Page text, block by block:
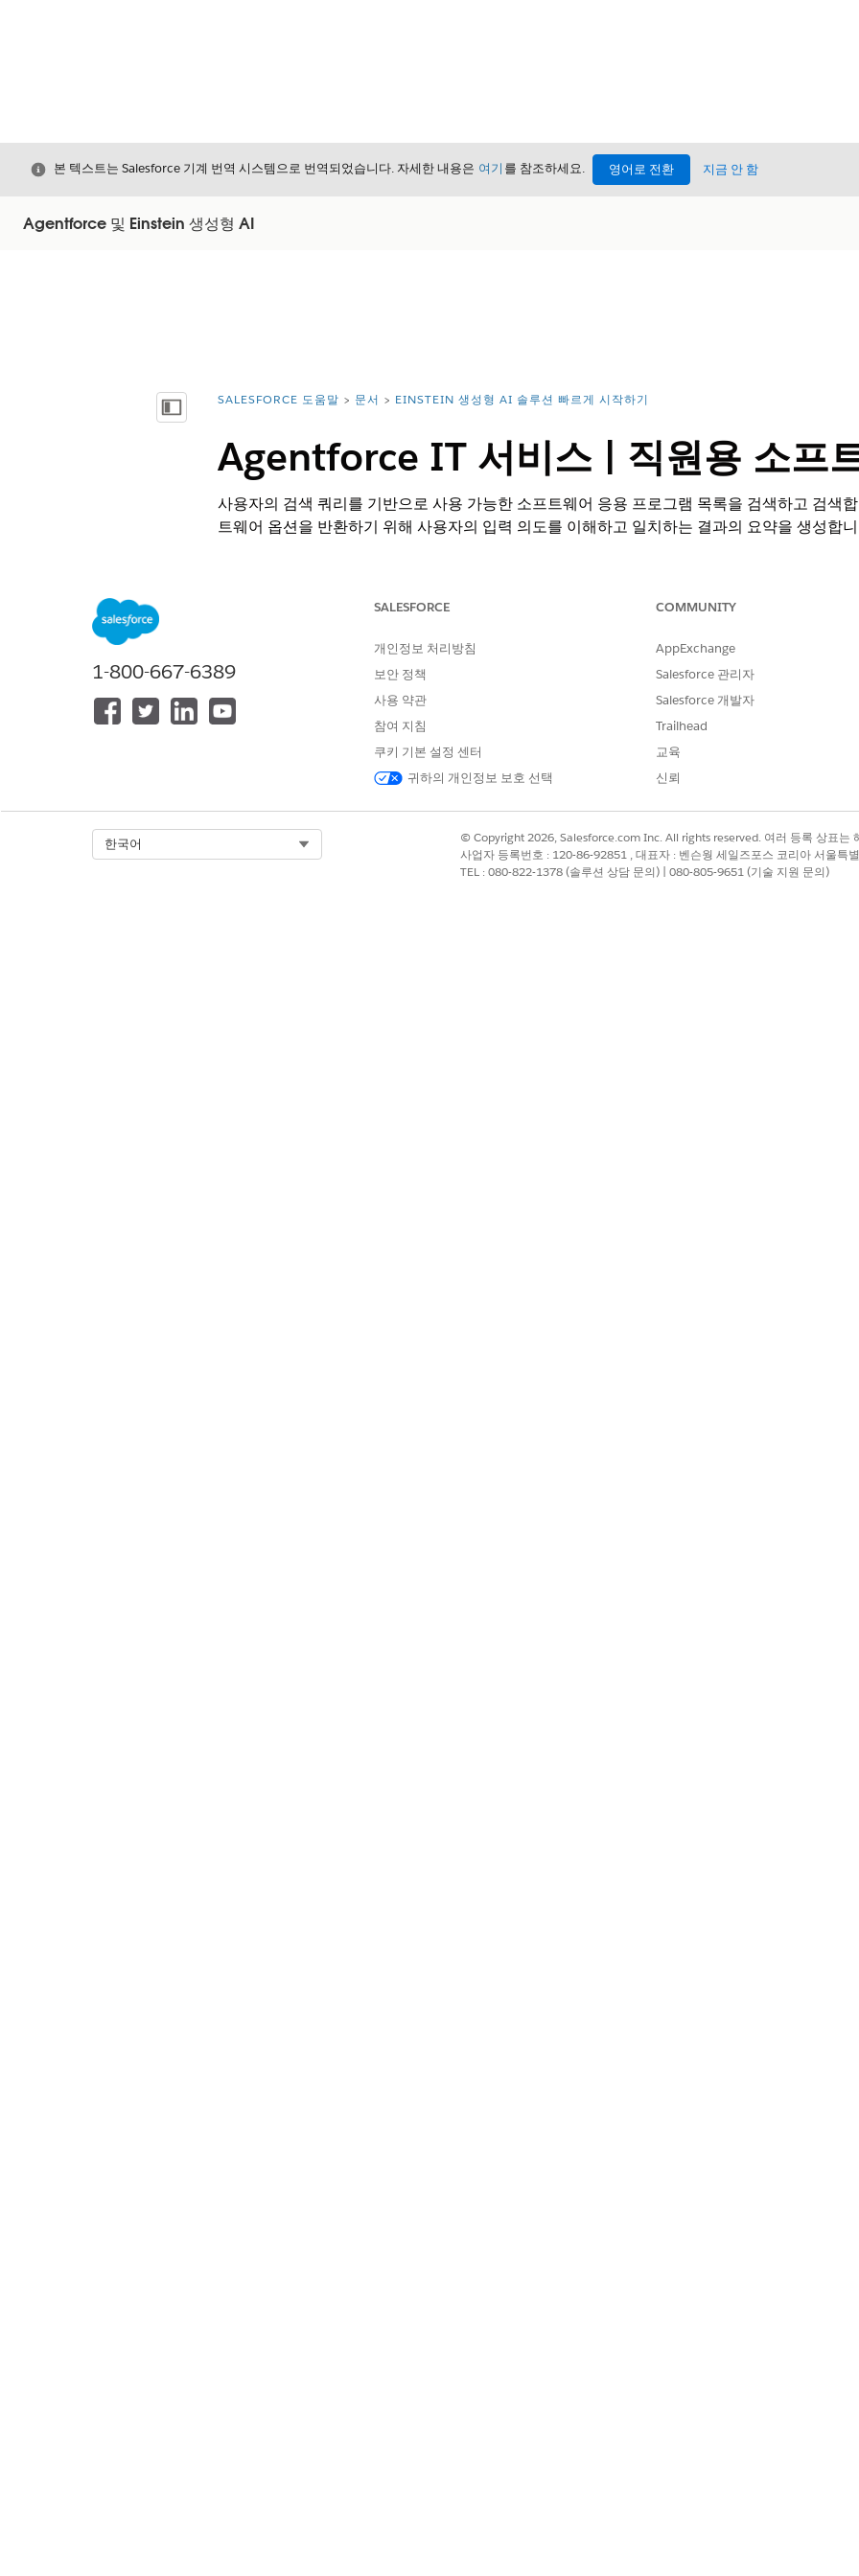
닫기본 텍스트는 Salesforce 기계 번역 시스템으로 번역되었습니다. 자세한 내용은 여기 를 참조하세요. 영어로 전환 지금 안 함
Agentforce 및 Einstein 생성형 AI
목차 표시 위치:
SALESFORCE 도움말 문서 EINSTEIN 생성형 AI 솔루션 빠르게 시작하기
Agentforce IT 서비스 | 직원용 소프
사용자의 검색 쿼리를 기반으로 사용 가능한 소프트웨어 응용 프로그램 목록을 검색하고 검색
트웨어 옵션을 반환하기 위해 사용자의 입력 의도를 이해하고 일치하는 결과의 요약을 생성합
지원 제품: Lightning Experience
지원 제품: 직원용 AI 에이전트 추가 기능 라이센스가 포함된
및UnlimitedEdition.
표준 에이전트 작업에 대한일반 사용자 액세스
참조 작업 유형
플로
1-800-667-6389
SALESFORCE
개인정보 처리방침
보안 정책
사용 약관
참여 지침
쿠키 기본 설정 센터
귀하의 개인정보 보호 선택
COMMUNITY
AppExchange
Salesforce 관리자
Salesforce 개발자
Trailhead
교육
신뢰
한국어
© Copyright 2026, Salesforce.com Inc. All rights reserved. 여러 등록 상표는
사업자 등록번호 : 120-86-92851 , 대표자 : 벤슨웡 세일즈포스 코리아 서울
TEL : 080-822-1378 (솔루션 상담 문의) | 080-805-9651 (기술 지원 문의)